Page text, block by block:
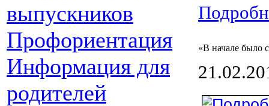
выпускников
Профориентация
Информация для
родителей
«В начале было